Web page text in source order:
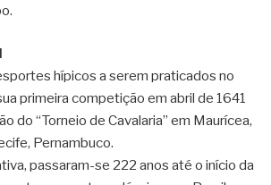
hípicos a serem praticados no
primeira competição em abril de 1641
do “Torneio de Cavalaria” em Maurícea,
Pernambuco.
passaram-se 222 anos até o início da